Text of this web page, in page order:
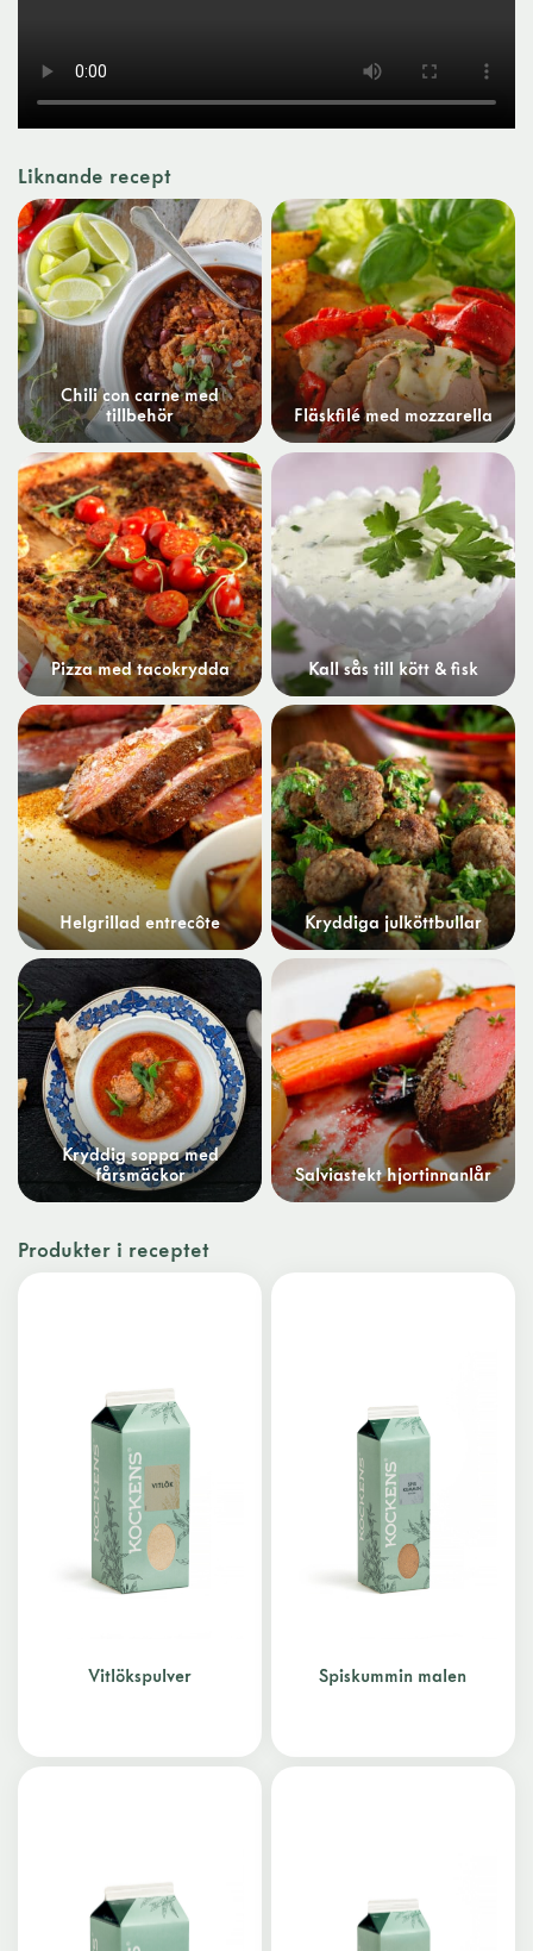
Liknande recept
Chili con carne med
tillbehör
Fläskfilé med mozzarella
Pizza med tacokrydda Kall sås till kött & fisk
Helgrillad entrecôte Kryddiga julköttbullar
Kryddig soppa med
fårsmäckor
Salviastekt hjortinnanlår
Produkter i receptet
Vitlökspulver Spiskummin malen